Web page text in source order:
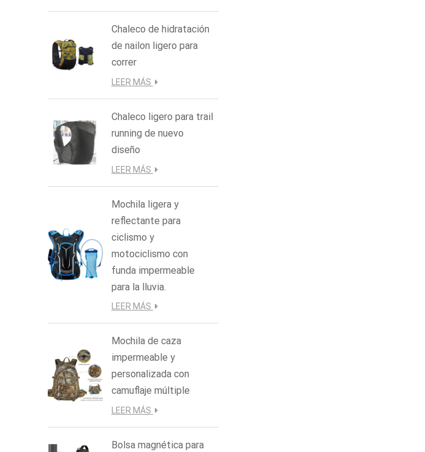
Chaleco de hidratación
de nailon ligero para
correr
LEER MÁS
Chaleco ligero para trail
running de nuevo
diseño
LEER MÁS
Mochila ligera y
reflectante para
ciclismo y
motociclismo con
funda impermeable
para la lluvia.
LEER MÁS
Mochila de caza
impermeable y
personalizada con
camuflaje múltiple
LEER MÁS
Bolsa magnética para